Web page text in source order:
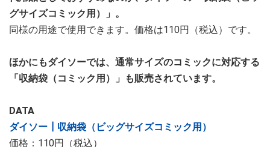
グサイズコミック用）」。
同様の用途で使用できます。価格は110円（税込）です。
ほかにもダイソーでは、通常サイズのコミックに対応する
「収納袋（コミック用）」も販売されています。
DATA
ダイソー┃収納袋（ビッグサイズコミック用）
価格：110円（税込）